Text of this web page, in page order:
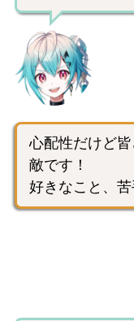
心配性だけど
敵です！
好きなこと、